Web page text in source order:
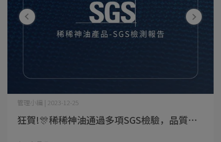
管理小編 | 2023-12-25
狂賀!🎊稀稀神油通過多項SGS檢驗，品質⋯